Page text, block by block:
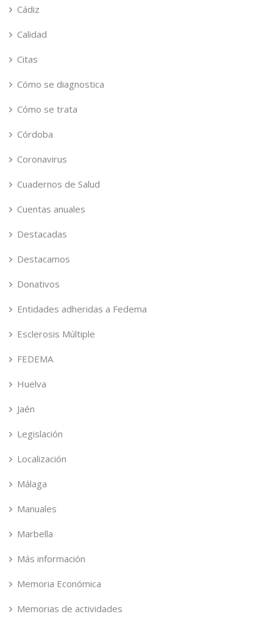
Cádiz
Calidad
Citas
Cómo se diagnostica
Cómo se trata
Córdoba
Coronavirus
Cuadernos de Salud
Cuentas anuales
Destacadas
Destacamos
Donativos
Entidades adheridas a Fedema
Esclerosis Múltiple
FEDEMA
Huelva
Jaén
Legislación
Localización
Málaga
Manuales
Marbella
Más información
Memoria Económica
Memorias de actividades